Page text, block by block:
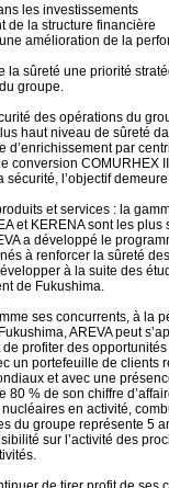
les investissements
de la structure financière
amélioration de la
la sûreté une priorité
groupe.
des opérations du
haut niveau de sûreté
d’enrichissement par
conversion COMURHEX
sécurité, l’objectif
et services : la
et KERENA sont les
a développé le
à renforcer la sûreté
à la suite des
de Fukushima.
ses concurrents, à la
AREVA peut
profiter des
un portefeuille de clients
et avec une
80 % de son chiffre
en activité,
du groupe représente 5
sur l’activité des